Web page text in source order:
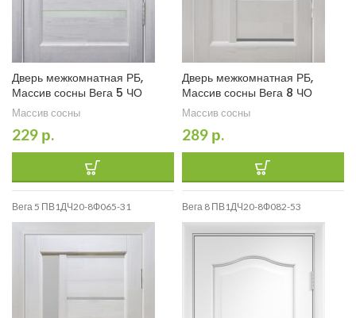
Дверь межкомнатная РБ,
Массив сосны Вега 5 ЧО
Массив сосны
229 р.
Вега 5 ПВ1ДЧ20-8Ф065-31
Дверь межкомнатная РБ,
Массив сосны Вега 8 ЧО
Массив сосны
289 р.
Вега 8 ПВ1ДЧ20-8Ф082-53